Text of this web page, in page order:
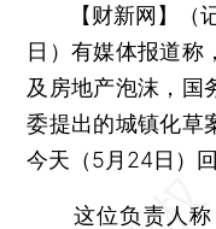
【财新网】（
日）有媒体报道称
及房地产泡沫，国
委提出的城镇化草
今天（5月24日）
这位负责人称